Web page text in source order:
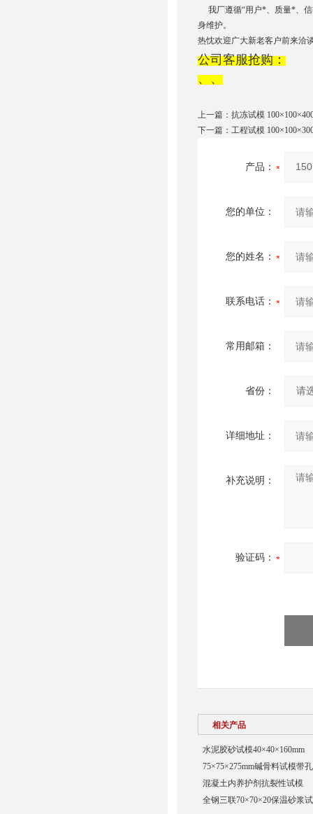
我厂遵循“用户*、质量*、信
身维护。
热忱欢迎广大新老客户前来洽
公司客服抢购：
、、
上一篇： 抗冻试模
下一篇： 工程试模
产品：
您的单位：
您的姓名：
联系电话：
常用邮箱：
省份：
详细地址：
补充说明：
验证码：
相关产品
水泥胶砂试模40×40×160mm
75×75×275mm碱骨料试模带孔
混凝土内养护剂抗裂性试模
全钢三联70×70×20保温砂浆